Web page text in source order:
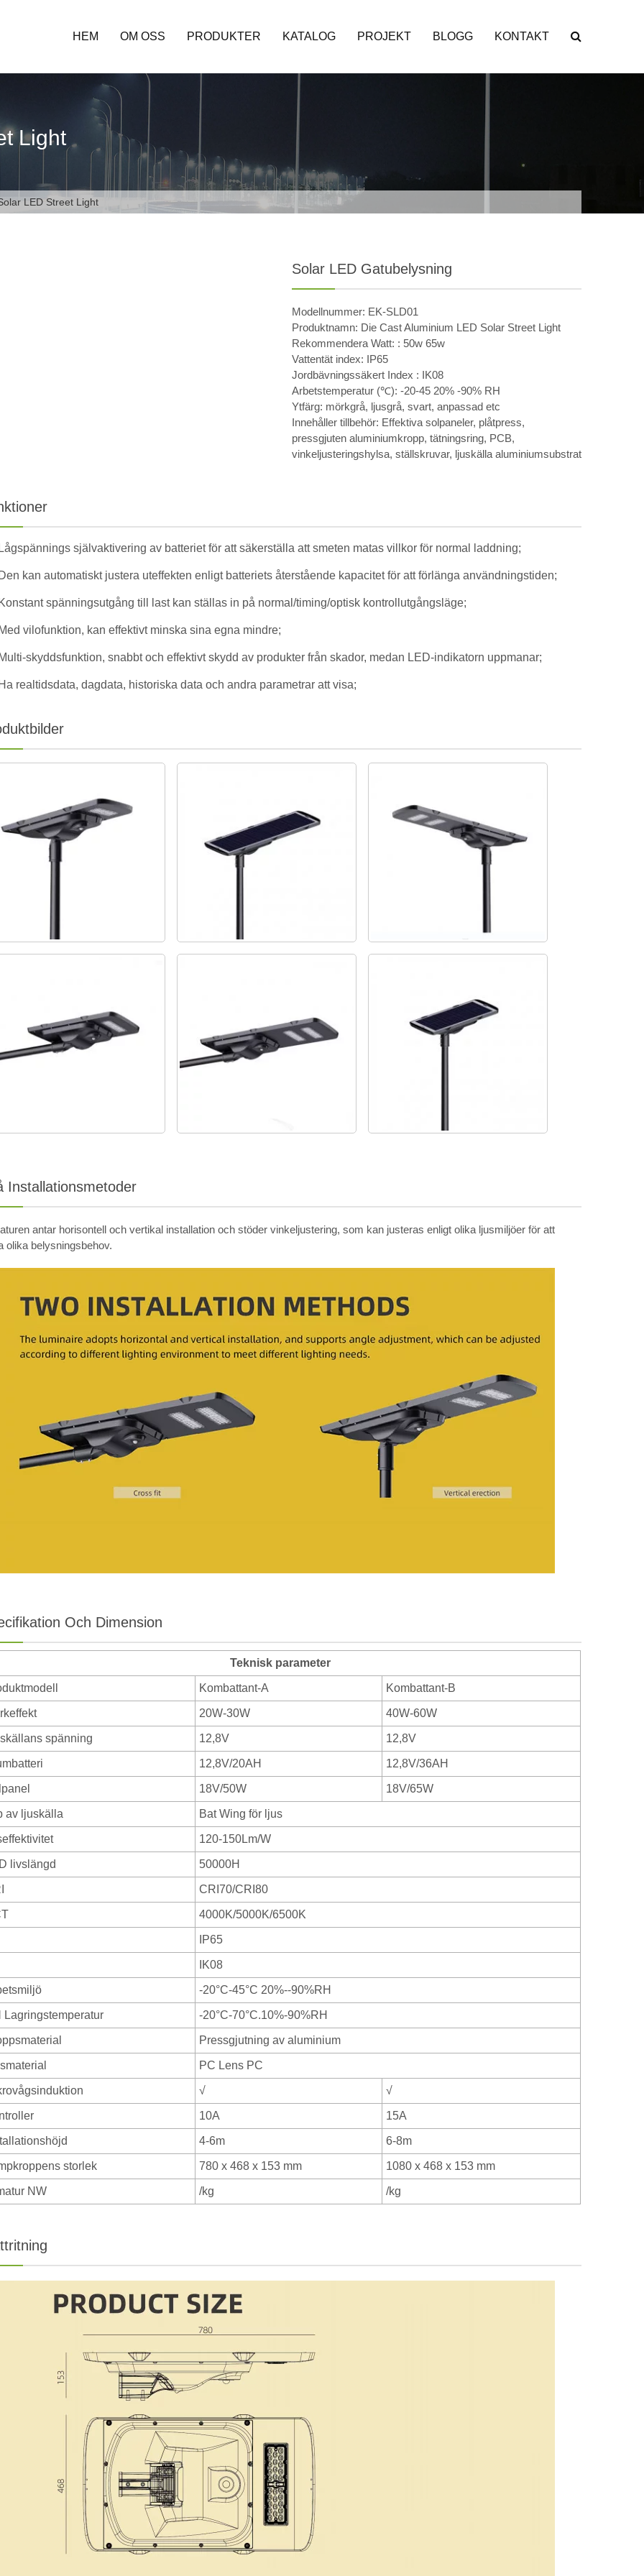
HEM OM OSS PRODUKTER KATALOG PROJEKT BLOGG KONTAKT
Light
LED Street Light
Solar LED Gatubelysning
Modellnummer: EK-SLD01
Produktnamn: Die Cast Aluminium LED Solar Street Light
Rekommendera Watt: : 50w 65w
Vattentät index: IP65
Jordbävningssäkert Index : IK08
Arbetstemperatur (℃): -20-45 20% -90% RH
Ytfärg: mörkgrå, ljusgrå, svart, anpassad etc
Innehåller tillbehör: Effektiva solpaneler, plåtpress,
pressgjuten aluminiumkropp, tätningsring, PCB,
vinkeljusteringshylsa, ställskruvar, ljuskälla aluminiumsubstrat
Lågspännings självaktivering av batteriet för att säkerställa att smeten matas villkor för normal laddning;
Den kan automatiskt justera uteffekten enligt batteriets återstående kapacitet för att förlänga användningstiden;
Konstant spänningsutgång till last kan ställas in på normal/timing/optisk kontrollutgångsläge;
Med vilofunktion, kan effektivt minska sina egna mindre;
Multi-skyddsfunktion, snabbt och effektivt skydd av produkter från skador, medan LED-indikatorn uppmanar;
Ha realtidsdata, dagdata, historiska data och andra parametrar att visa;
Installationsmetoder
antar horisontell och vertikal installation och stöder vinkeljustering, som kan justeras enligt olika ljusmiljöer för att
olika belysningsbehov.
Och Dimension
Teknisk parameter
Kombattant-A Kombattant-B
20W-30W 40W-60W
spänning 12,8V 12,8V
12,8V/20AH 12,8V/36AH
18V/50W 18V/65W
av ljuskälla Bat Wing för ljus
120-150Lm/W
livslängd 50000H
CRI70/CRI80
4000K/5000K/6500K
IP65
IK08
-20°C-45°C 20%--90%RH
Lagringstemperatur -20°C-70°C.10%-90%RH
Pressgjutning av aluminium
PC Lens PC
√ √
10A 15A
4-6m 6-8m
storlek 780 x 468 x 153 mm 1080 x 468 x 153 mm
NW /kg /kg